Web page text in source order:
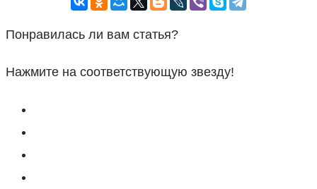
Понравилась ли вам статья?
Нажмите на соответствующую звезду!